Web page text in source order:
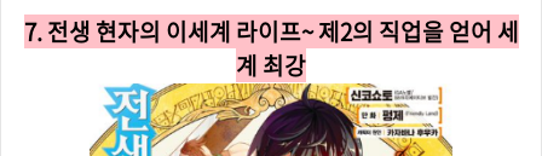
7. 전생 현자의 이세계 라이프~ 제2의 직업을 얻어 세
계 최강